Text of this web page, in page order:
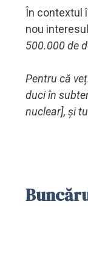
În contextul
nou
500.000 de
Pentru că
duci în
nuclear], și